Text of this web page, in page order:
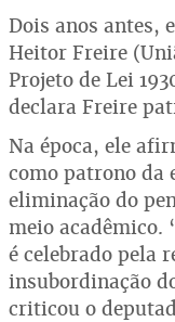
Dois anos antes,
Heitor Freire
Projeto de Lei
declara Freire
Na época, ele
como patrono da
eliminação do
meio acadêmico.
é celebrado pela
insubordinação
criticou o